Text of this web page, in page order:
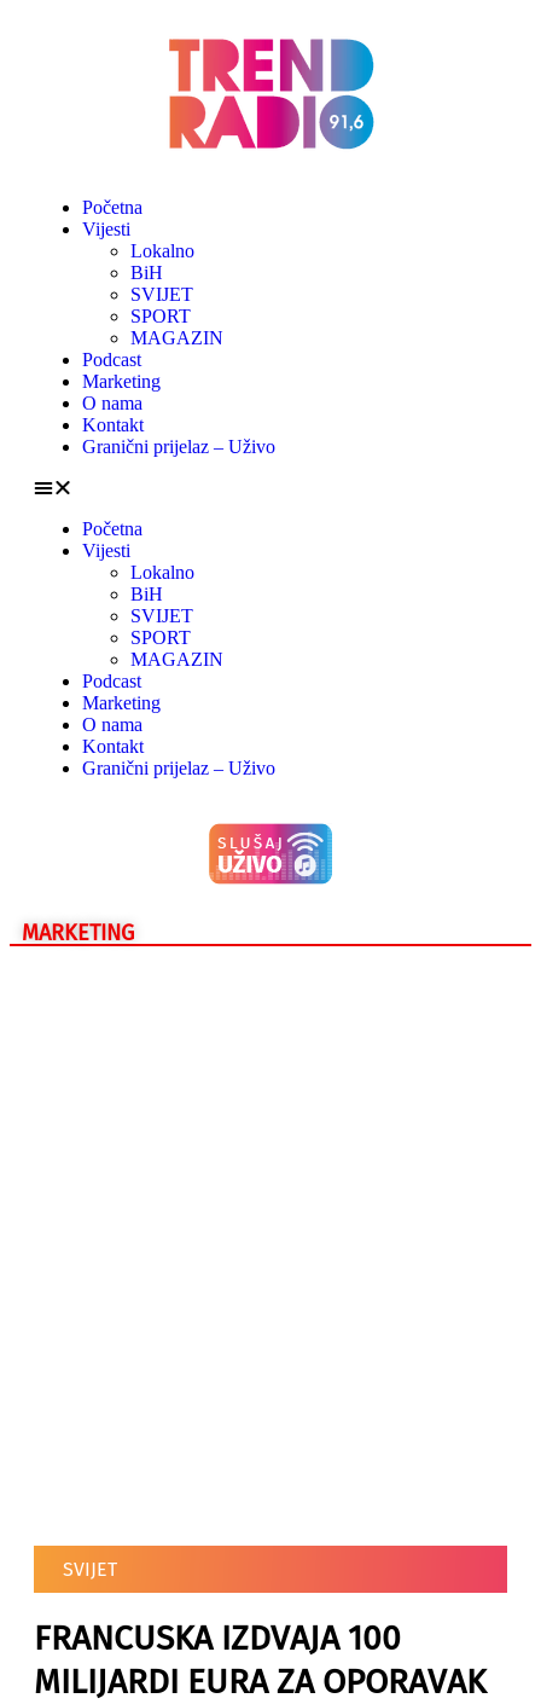
Početna
Vijesti
Lokalno
BiH
SVIJET
SPORT
MAGAZIN
Podcast
Marketing
O nama
Kontakt
Granični prijelaz – Uživo
Početna
Vijesti
Lokalno
BiH
SVIJET
SPORT
MAGAZIN
Podcast
Marketing
O nama
Kontakt
Granični prijelaz – Uživo
MARKETING
SVIJET
FRANCUSKA IZDVAJA 100
MILIJARDI EURA ZA OPORAVAK